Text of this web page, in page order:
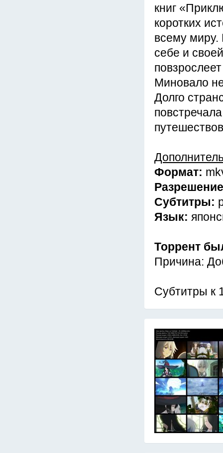
книг
коротких
всему
себе и
Миновало
Долго
Формат:
Субтитры:
Язык:
Торрент
Причина:
Субтитры к